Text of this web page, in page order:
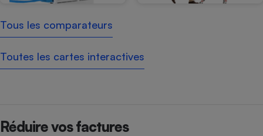
Tous les comparateurs
Toutes les cartes interactives
Réduire vos factures